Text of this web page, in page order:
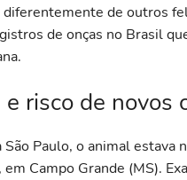
diferentemente de outros
de onças no Brasil
risco de novos
Paulo, o animal estava
Campo Grande (MS).